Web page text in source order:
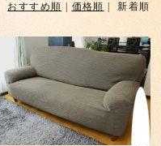
おすすめ順 価格順 | 新着順